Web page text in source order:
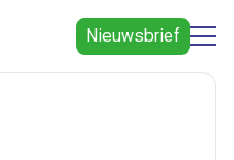
Nieuwsbrief